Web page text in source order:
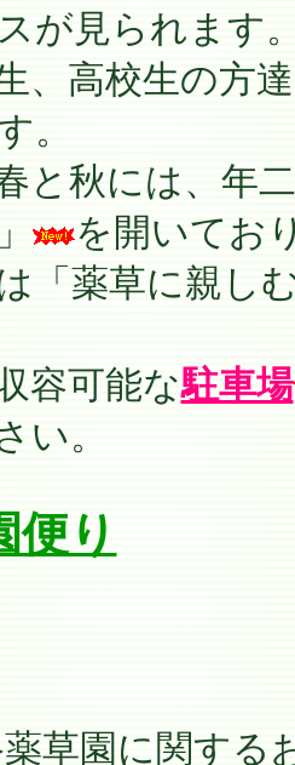
が見られます
、高校生の方
。
と秋には、年
を開いてお
「薬草に親し
容可能な駐車場
い。
便り
草園に関する